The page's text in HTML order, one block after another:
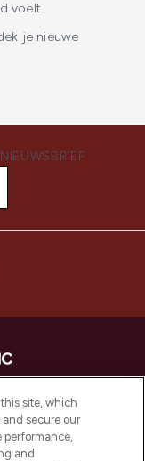
voelt.
je nieuwe
online
met de
en
site, which
and secure our
performance,
and